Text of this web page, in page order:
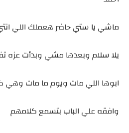
ماشي يا ستي حاضر هعملك اللي
يلا سلام وبعدها مشي وبدأت عزه
ابوها اللي مات ويوم ما مات وهي
وافقه علي الباب بتسمع كلامهم